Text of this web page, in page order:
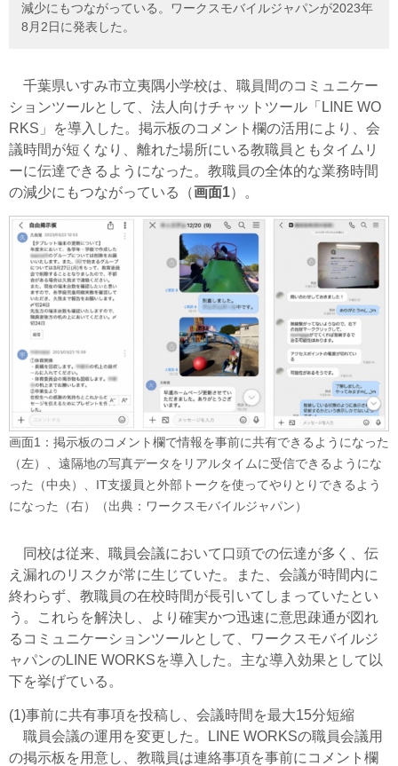
減少にもつながっている。ワークスモバイルジャパンが2023年
8月2日に発表した。
千葉県いすみ市立夷隅小学校は、職員間のコミュニケー
ションツールとして、法人向けチャットツール「LINE WO
RKS」を導入した。掲示板のコメント欄の活用により、会
議時間が短くなり、離れた場所にいる教職員ともタイムリ
ーに伝達できるようになった。教職員の全体的な業務時間
の減少にもつながっている（画面1）。
画面1：掲示板のコメント欄で情報を事前に共有できるようになった
（左）、遠隔地の写真データをリアルタイムに受信できるようにな
った（中央）、IT支援員と外部トークを使ってやりとりできるよう
になった（右）（出典：ワークスモバイルジャパン）
同校は従来、職員会議において口頭での伝達が多く、伝
え漏れのリスクが常に生じていた。また、会議が時間内に
終わらず、教職員の在校時間が長引いてしまっていたとい
う。これらを解決し、より確実かつ迅速に意思疎通が図れ
るコミュニケーションツールとして、ワークスモバイルジ
ャパンのLINE WORKSを導入した。主な導入効果として以
下を挙げている。
(1)事前に共有事項を投稿し、会議時間を最大15分短縮
職員会議の運用を変更した。LINE WORKSの職員会議用
の掲示板を用意し、教職員は連絡事項を事前にコメント欄